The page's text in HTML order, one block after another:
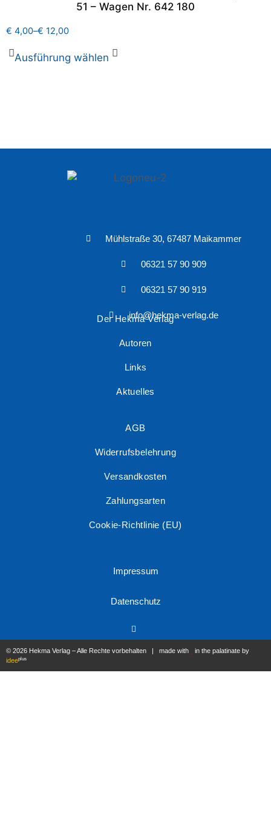
51 – Wagen Nr. 642 180
€ 4,00–€ 12,00
Ausführung wählen
Mühlstraße 30, 67487 Maikammer
06321 57 90 909
06321 57 90 919
info@hekma-verlag.de
Der Hekma Verlag
Autoren
Links
Aktuelles
AGB
Widerrufsbelehrung
Versandkosten
Zahlungsarten
Cookie-Richtlinie (EU)
Impressum
Datenschutz
© 2026 Hekma Verlag – Alle Rechte vorbehalten | made with
in the palatinate by
ideeplus